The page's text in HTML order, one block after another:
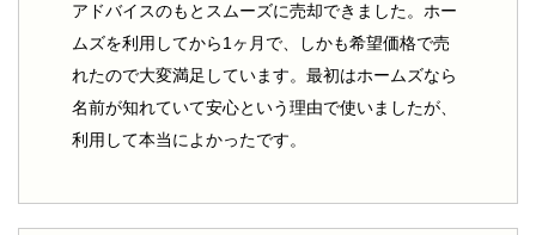
アドバイスのもとスムーズに売却できました。ホー
ムズを利用してから1ヶ月で、しかも希望価格で売
れたので大変満足しています。最初はホームズなら
名前が知れていて安心という理由で使いましたが、
利用して本当によかったです。